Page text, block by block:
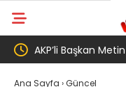
çığ Salah
belediye
Ana Sayfa ›Güncel